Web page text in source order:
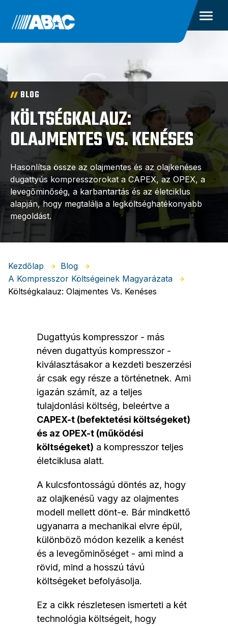
BLOG
KÖLTSÉGKALAUZ:
OLAJMENTES VS. KENÉSES
Hasonlítsa össze az olajmentes és az olajkenéses
dugattyús kompresszorokat a CAPEX, az OPEX, a
levegőminőség, a karbantartás és az életciklus
alapján, hogy megtalálja a legköltséghatékonyabb
megoldást.
Kezdőlap
Blog
A Kompresszor Költségeinek Magyarázata
Költségkalauz: Olajmentes Vs. Kenéses
Dugattyús kompresszor - más
néven dugattyús kompresszor -
kiválasztásakor a kezdeti beszerzési
ár csak egy része a történetnek. Ami
igazán számít, az a teljes
tulajdonlási költség, beleértve a
CAPEX-t (befektetési költségeket)
és az OPEX-t (működési
költségeket) a kompresszor teljes
életciklusa alatt.
A kulcsfontosságú döntés az, hogy
az olajkenésű vagy az olajmentes
modell mellett dönt-e. Bár mindkettő
ugyanarra a mechanikai elvre épül,
különböző módon kezelik a kenést
és a levegőminőséget - ami mind a
rövid, mind a hosszú távú
költségeket befolyásolja.
Ez a cikk részletesen ismerteti a két
technológia költségeit, hogy